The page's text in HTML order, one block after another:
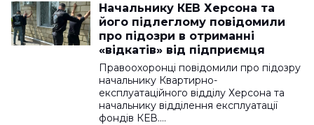
Начальнику КЕВ Херсона та
його підлеглому повідомили
про підозри в отриманні
«відкатів» від підприємця
Правоохоронці повідомили про підозру
начальнику Квартирно-
експлуатаційного відділу Херсона та
начальнику відділення експлуатації
фондів КЕВ.…